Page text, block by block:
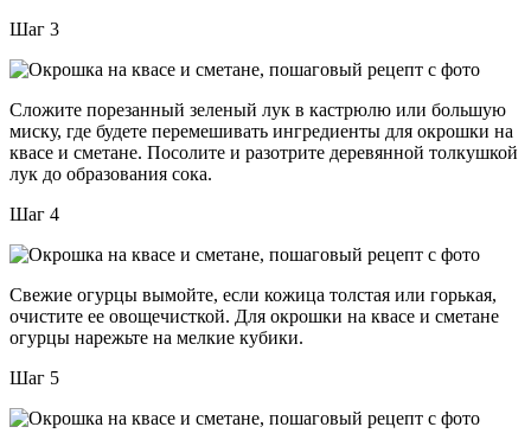
Шаг 3
Сложите порезанный зеленый лук в кастрюлю или большую
миску, где будете перемешивать ингредиенты для окрошки на
квасе и сметане. Посолите и разотрите деревянной толкушкой
лук до образования сока.
Шаг 4
Свежие огурцы вымойте, если кожица толстая или горькая,
очистите ее овощечисткой. Для окрошки на квасе и сметане
огурцы нарежьте на мелкие кубики.
Шаг 5